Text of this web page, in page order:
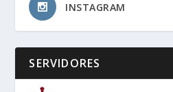
INSTAGRAM
SERVIDORES